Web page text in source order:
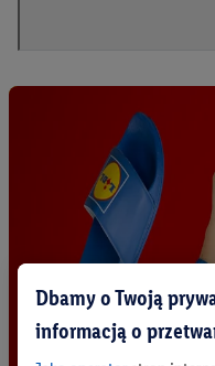
Dbamy o Twoją
informacją o